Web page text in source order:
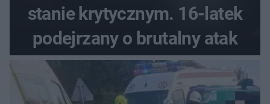
stanie krytycznym. 16-latek
podejrzany o brutalny atak